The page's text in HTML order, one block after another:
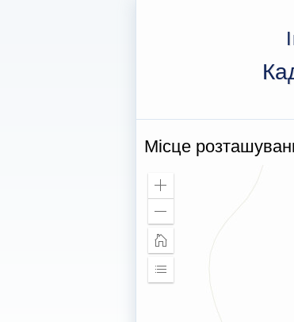
Місце
Збільшити
масштаб
Головна
сторінка
Розширити